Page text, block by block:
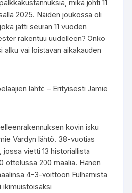
mikä johti 11
2025. Näiden joukossa oli
jätti seuran 11 vuoden
rakentuu uudelleen? Onko
alku vai loistavan aikakauden
lähtö – Erityisesti Jamie
kovin isku
Vardyn lähtö. 38-vuotias
jossa vietti 13 historiallista
ottelussa 200 maalia. Hänen
4-3-voittoon Fulhamista
ikimuistoisaksi